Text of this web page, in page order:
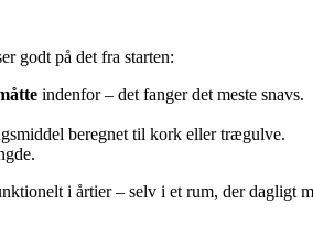
godt på det fra starten:
indenfor – det fanger det meste snavs.
beregnet til kork eller trægulve.
i årtier – selv i et rum, der dagligt